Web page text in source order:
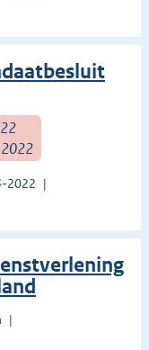
2022